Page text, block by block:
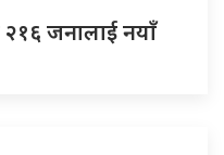
२१६ जनालाई नयाँ